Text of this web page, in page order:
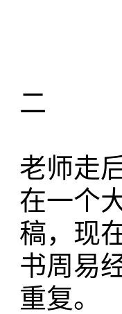
二
老师走
在一个
稿，现
书周易
重复。